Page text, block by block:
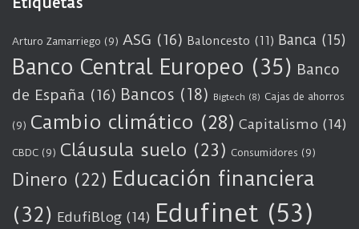
Arturo Zamarriego (9) ASG (16) Baloncesto (11) Banca (15)
Banco Central Europeo (35) Banco
de España (16) Bancos (18) Bigtech (8) Cajas de ahorros
(9) Cambio climático (28) Capitalismo (14)
CBDC (9) Cláusula suelo (23) Consumidores (9)
Dinero (22) Educación financiera
(32) EdufiBlog (14) Edufinet (53)